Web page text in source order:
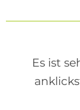
Es ist